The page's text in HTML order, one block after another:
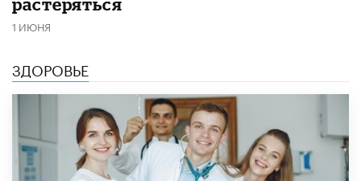
растеряться
1 ИЮНЯ
ЗДОРОВЬЕ